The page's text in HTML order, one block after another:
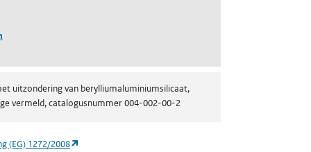
uitzondering van berylliumaluminiumsilicaat,
vermeld, catalogusnummer 004-002-00-2
(EG) 1272/2008